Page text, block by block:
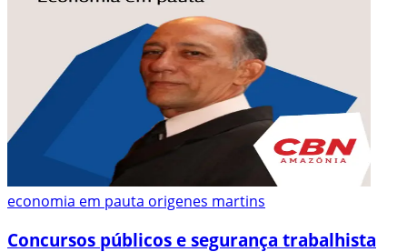
economia em pauta origenes martins
Concursos públicos e segurança trabalhista